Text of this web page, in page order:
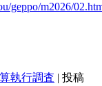
geppo/m2026/
執行調査 | 投稿